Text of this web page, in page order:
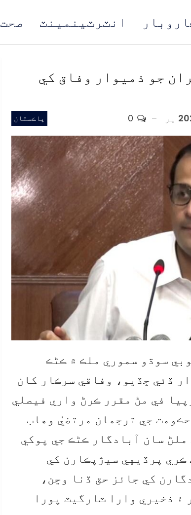
صحت انٽرٽينمينٽ
جو ذميوار وفاق کي
پاڪستان پر
سوڌو سموري ملڪ ۾ ڪڻڪ
ڏئي ڇڏيو، وفاقي سرڪار کان
اگهه 14 سئو رُپيا في مڻ مقرر ڪرڻ واري فيصلي
جي ترجمان مرتضيٰ وهاب
سان آبادگار ڪڻڪ جي پوکي
پرڏيهي سيڙپڪارن کي
کي جائز حق ڏنا وڃن،
۽ ذخيري وارا ٽارگيٽ پورا